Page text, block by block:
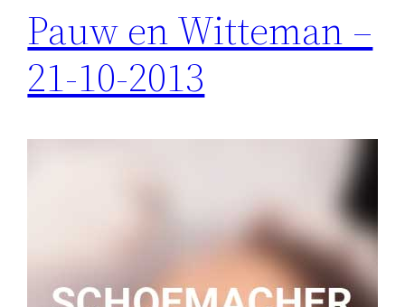
Pauw en Witteman –
21-10-2013